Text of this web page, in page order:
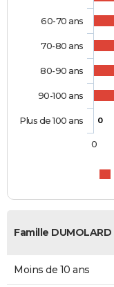
0
60-70 ans
70-80 ans
80-90 ans
90-100 ans
Plus de 100 ans
0
Famille DUMOLARD
Moins de 10 ans